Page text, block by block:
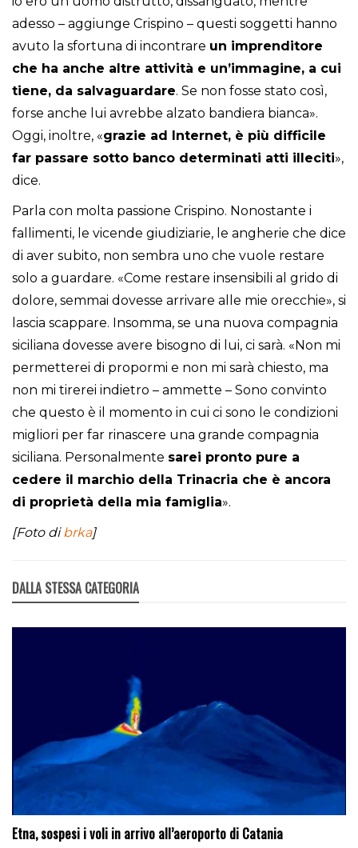
adesso – aggiunge Crispino – questi soggetti hanno
avuto la sfortuna di incontrare un imprenditore
che ha anche altre attività e un’immagine, a cui
tiene, da salvaguardare. Se non fosse stato così,
forse anche lui avrebbe alzato bandiera bianca».
Oggi, inoltre, «grazie ad Internet, è più difficile
far passare sotto banco determinati atti illeciti»,
dice.
Parla con molta passione Crispino. Nonostante i
fallimenti, le vicende giudiziarie, le angherie che dice
di aver subito, non sembra uno che vuole restare
solo a guardare. «Come restare insensibili al grido di
dolore, semmai dovesse arrivare alle mie orecchie», si
lascia scappare. Insomma, se una nuova compagnia
siciliana dovesse avere bisogno di lui, ci sarà. «Non mi
permetterei di propormi e non mi sarà chiesto, ma
non mi tirerei indietro – ammette – Sono convinto
che questo è il momento in cui ci sono le condizioni
migliori per far rinascere una grande compagnia
siciliana. Personalmente sarei pronto pure a
cedere il marchio della Trinacria che è ancora
di proprietà della mia famiglia».
[Foto dibrka]
DALLA STESSA CATEGORIA
Etna, sospesi i voli in arrivo all’aeroporto di Catania